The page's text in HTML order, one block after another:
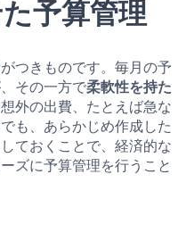
予算管理
つきものです。毎月の予
その一方で柔軟性を持た
外の出費、たとえば急な
も、あらかじめ作成した
ておくことで、経済的な
ズに予算管理を行うこと